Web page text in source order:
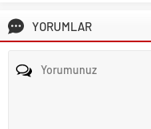
YORUMLAR